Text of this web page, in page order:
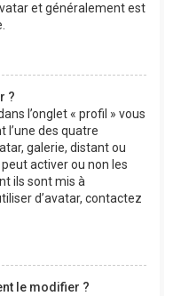
et généralement est
?
l’onglet « profil » vous
l’une des quatre
galerie, distant ou
activer ou non les
ils sont mis à
d’avatar, contactez
le modifier ?